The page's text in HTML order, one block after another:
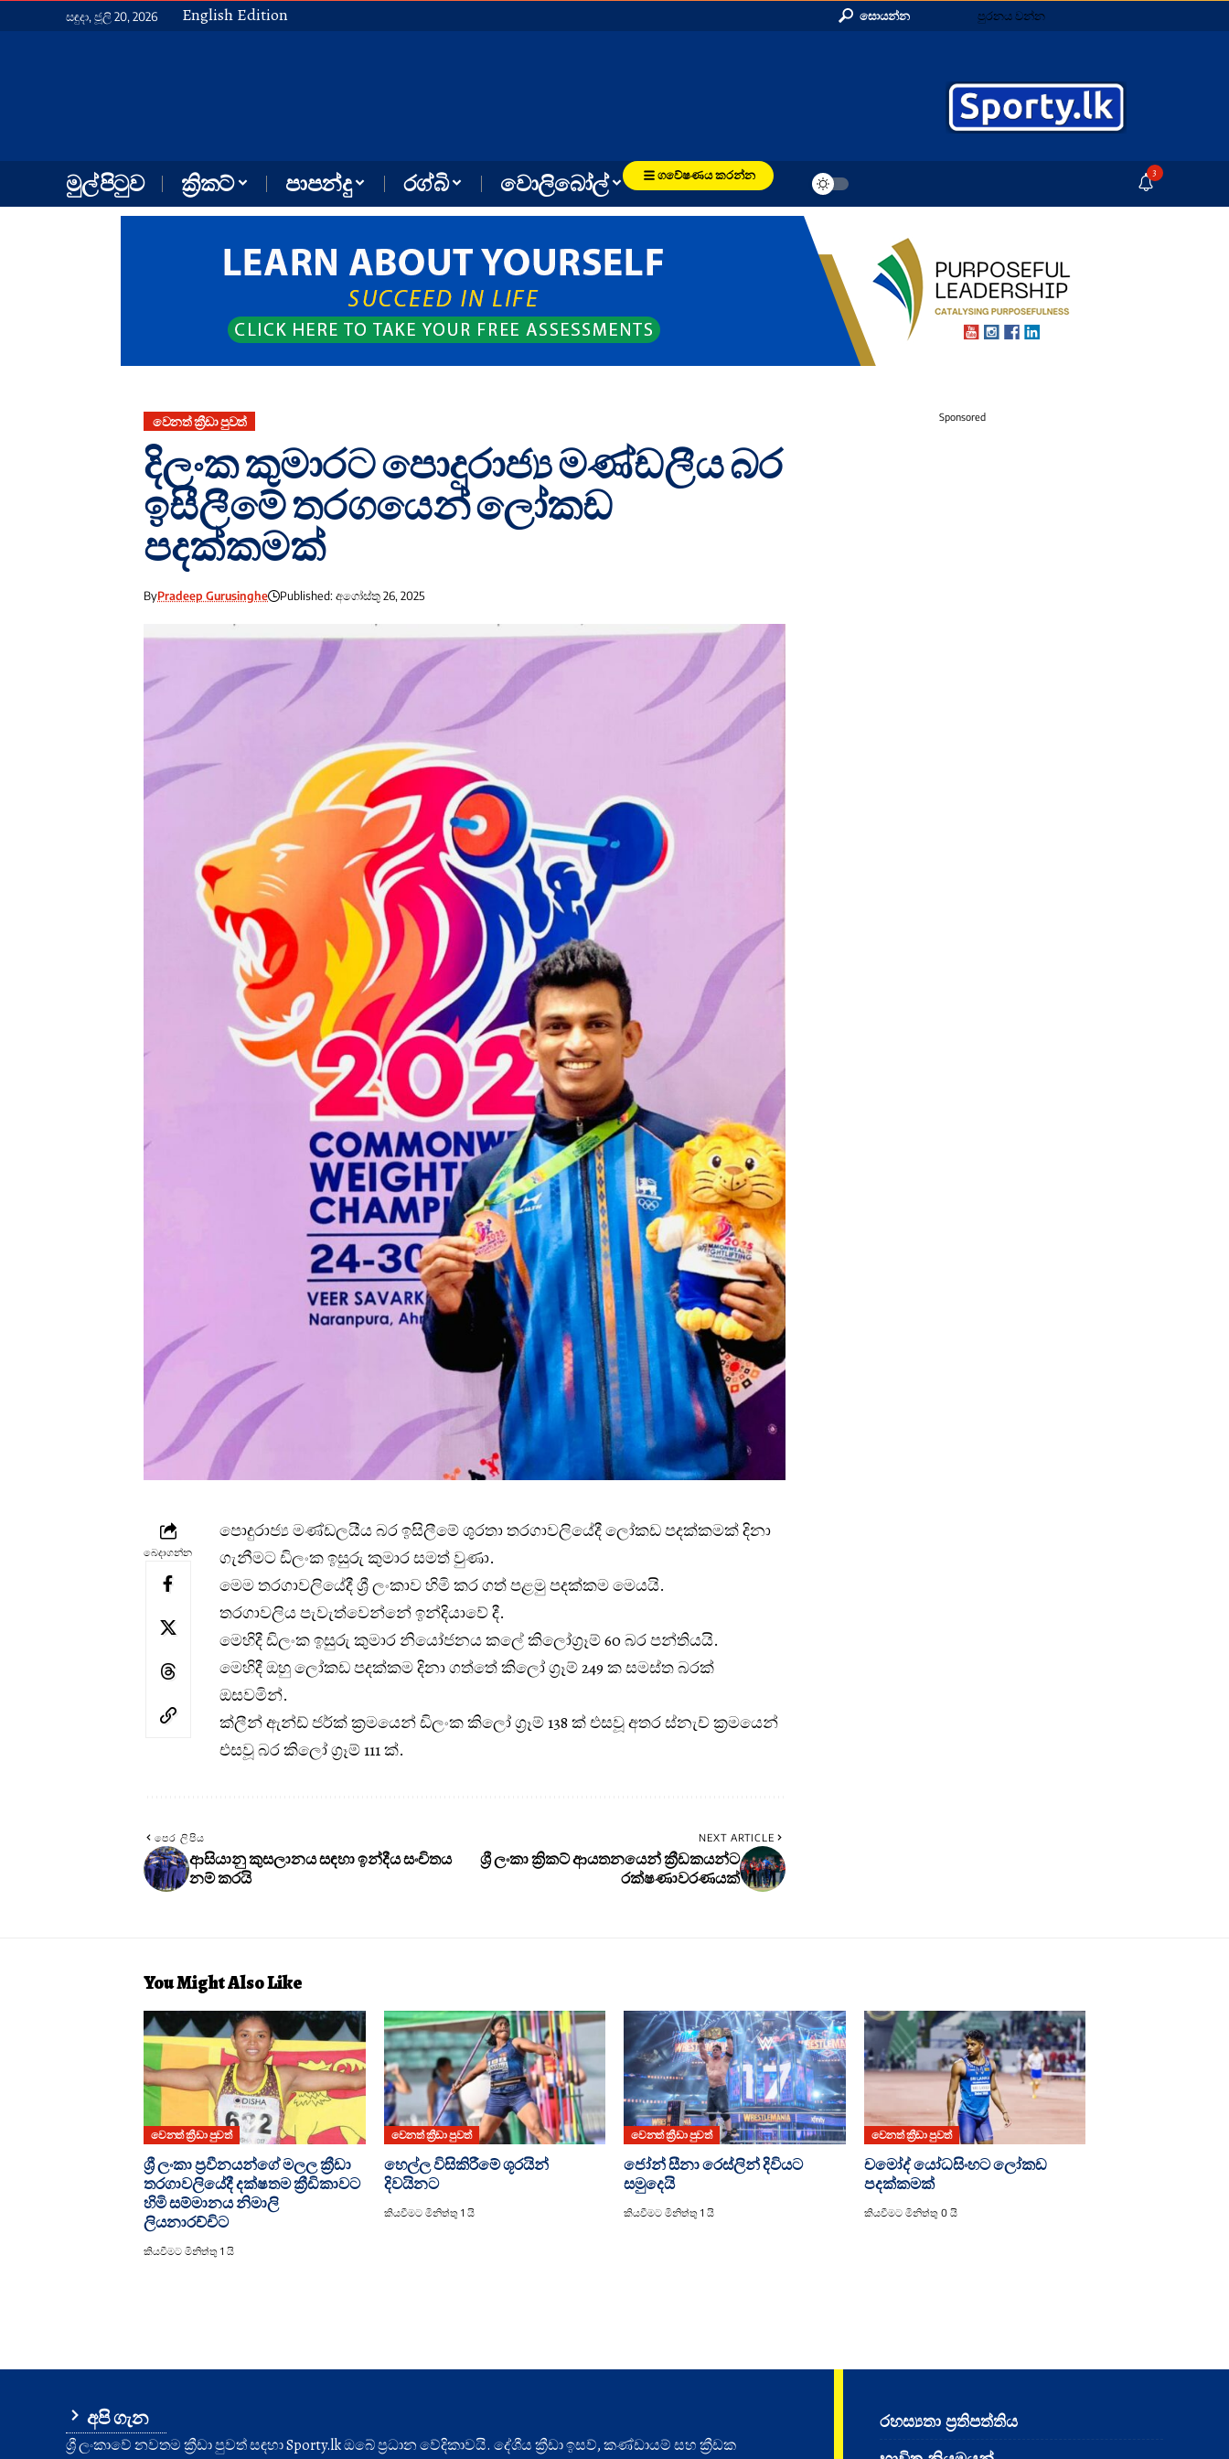
සඳුදා, ජූලි 20, 2026 English Edition සොයන්න පුරනය වන්න
මුල් පිටුව ක්‍රිකට් පාපන්දු රග්බි වොලිබෝල් ගවේෂණය කරන්න 3
වෙනත් ක්‍රීඩා පුවත්
දිලංක කුමාරට පොදුරාජ්‍ය මණ්ඩලීය බර
ඉසීලීමේ තරගයෙන් ලෝකඩ
පදක්කමක්
ByPradeep Gurusinghe Published: අගෝස්තු 26, 2025
බෙදාගන්න
පොදුරාජ්‍ය මණ්ඩලයීය බර ඉසිලීමේ ශුරතා තරගාවලියේදී ලෝකඩ පදක්කමක් දිනා
ගැනීමට ඩිලංක ඉසුරු කුමාර සමත් වුණා.
මෙම තරගාවලියේදී ශ්‍රී ලංකාව හිමි කර ගත් පළමු පදක්කම මෙයයි.
තරගාවලිය පැවැත්වෙන්නේ ඉන්දියාවේ දී.
මෙහිදී ඩිලංක ඉසුරු කුමාර නියෝජනය කලේ කිලෝග්‍රෑම් 60 බර පන්තියයි.
මෙහිදී ඔහු ලෝකඩ පදක්කම දිනා ගත්තේ කිලෝ ග්‍රෑම් 249 ක සමස්ත බරක්
ඔසවමින්.
ක්ලීන් ඇන්ඩ් ජර්ක් ක්‍රමයෙන් ඩිලංක කිලෝ ග්‍රෑම් 138 ක් එසවූ අතර ස්නැච් ක්‍රමයෙන්
එසවූ බර කිලෝ ග්‍රෑම් 111 ක්.
පෙර ලිපිය
ආසියානු කුසලානය සඳහා ඉන්දීය සංචිතය
නම් කරයි
NEXT ARTICLE
ශ්‍රී ලංකා ක්‍රිකට් ආයතනයෙන් ක්‍රීඩකයන්ට
රක්ෂණාවරණයක්
Sponsored
You Might Also Like
වෙනත් ක්‍රීඩා පුවත්
ශ්‍රී ලංකා ප්‍රවීනයන්ගේ මලල ක්‍රීඩා
තරගාවලියේදී දක්ෂතම ක්‍රීඩිකාවට
හිමි සම්මානය නිමාලි
ලියනාරච්චිට
කියවීමට මිනිත්තු 1 යි
වෙනත් ක්‍රීඩා පුවත්
හෙල්ල විසිකිරීමේ ශූරයින්
දිවයිනට
කියවීමට මිනිත්තු 1 යි
වෙනත් ක්‍රීඩා පුවත්
ජෝන් සීනා රෙස්ලින් දිවියට
සමුදෙයි
කියවීමට මිනිත්තු 1 යි
වෙනත් ක්‍රීඩා පුවත්
චමෝද් යෝධසිංහට ලෝකඩ
පදක්කමක්
කියවීමට මිනිත්තු 0 යි
අපි ගැන
ශ්‍රී ලංකාවේ නවතම ක්‍රීඩා පුවත් සඳහා Sporty.lk ඔබේ ප්‍රධාන වේදිකාවයි. දේශීය ක්‍රීඩා ඉසව්, කණ්ඩායම් සහ ක්‍රීඩක
රහස්‍යතා ප්‍රතිපත්තිය